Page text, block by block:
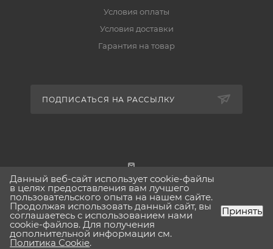
Условия оплаты
Условия доставки
Гарантия на товар
ПОДПИСАТЬСЯ НА РАССЫЛКУ
г. Москва
2026 © Lavinia-boho.ru Вся представленная на сайте
Данный веб-сайт использует cookie-файлы
в целях предоставления вам лучшего
пользовательского опыта на нашем сайте.
Продолжая использовать данный сайт, вы
соглашаетесь с использованием нами
cookie-файлов. Для получения
дополнительной информации см.
Политика Cookie.
Принять